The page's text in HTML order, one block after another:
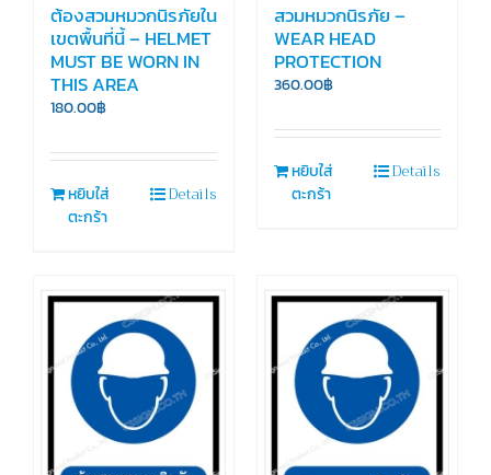
ต้องสวมหมวกนิรภัยใน
เขตพื้นที่นี้ – HELMET
MUST BE WORN IN
THIS AREA
180.00฿
หยิบใส่
ตะกร้า
Details
สวมหมวกนิรภัย –
WEAR HEAD
PROTECTION
360.00฿
หยิบใส่
ตะกร้า
Details